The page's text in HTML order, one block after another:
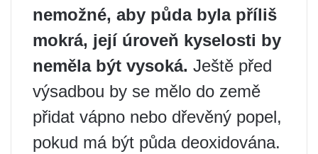
nemožné, aby půda byla příliš
mokrá, její úroveň kyselosti by
neměla být vysoká. Ještě před
výsadbou by se mělo do země
přidat vápno nebo dřevěný popel,
pokud má být půda deoxidována.